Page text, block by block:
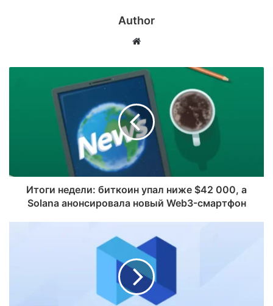
Author
Website
Итоги недели: биткоин упал ниже $42 000, а
Solana анонсировала новый Web3-смартфон